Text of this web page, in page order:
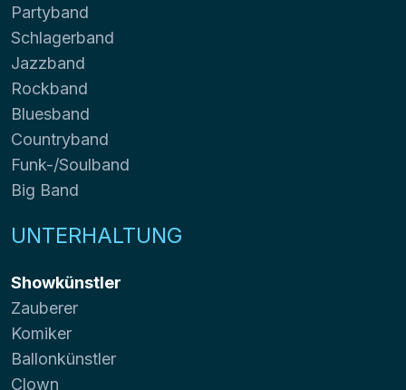
Partyband
Schlagerband
Jazzband
Rockband
Bluesband
Countryband
Funk-/Soulband
Big Band
UNTERHALTUNG
Showkünstler
Zauberer
Komiker
Ballonkünstler
Clown